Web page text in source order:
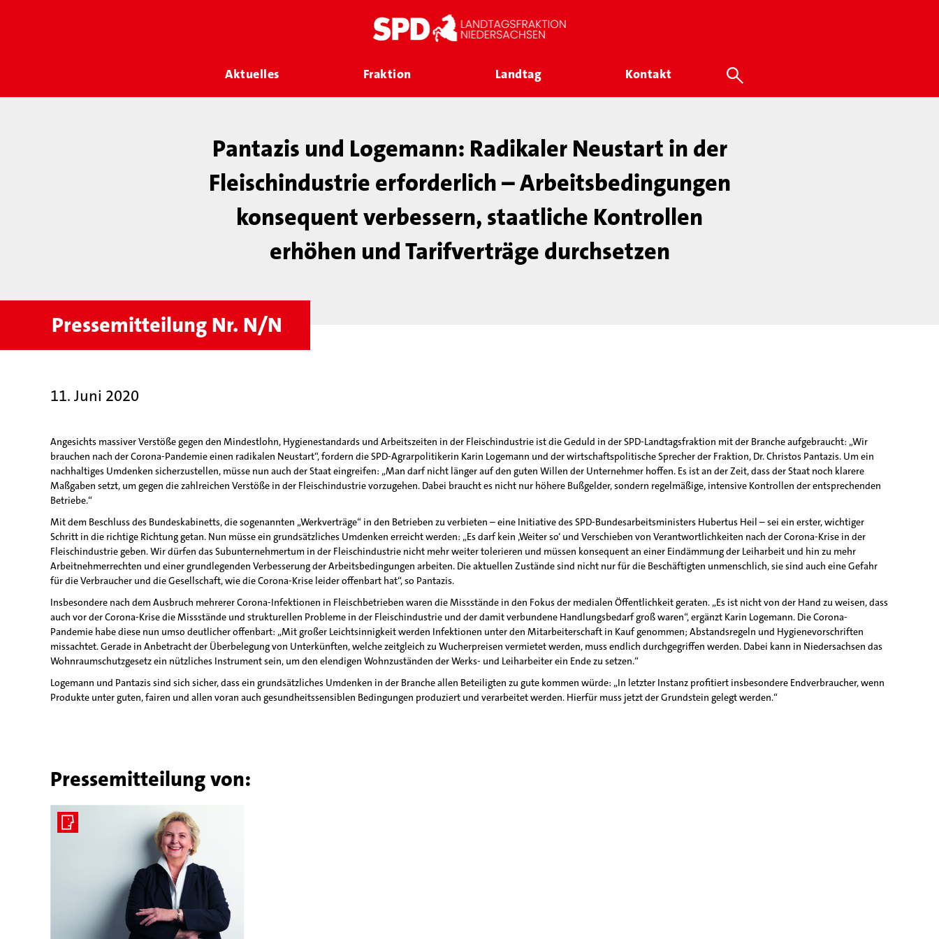
Aktuelles Fraktion Landtag Kontakt
Pantazis und Logemann: Radikaler Neustart in der
Fleischindustrie erforderlich – Arbeitsbedingungen
konsequent verbessern, staatliche Kontrollen
erhöhen und Tarifverträge durchsetzen
Pressemitteilung Nr. N/N
11. Juni 2020
Angesichts massiver Verstöße gegen den Mindestlohn, Hygienestandards und Arbeitszeiten in der Fleischindustrie ist die Geduld in der SPD-Landtagsfraktion mit der Branche aufgebraucht: „Wir
brauchen nach der Corona-Pandemie einen radikalen Neustart“, fordern die SPD-Agrarpolitikerin Karin Logemann und der wirtschaftspolitische Sprecher der Fraktion, Dr. Christos Pantazis. Um ein
nachhaltiges Umdenken sicherzustellen, müsse nun auch der Staat eingreifen: „Man darf nicht länger auf den guten Willen der Unternehmer hoffen. Es ist an der Zeit, dass der Staat noch klarere
Maßgaben setzt, um gegen die zahlreichen Verstöße in der Fleischindustrie vorzugehen. Dabei braucht es nicht nur höhere Bußgelder, sondern regelmäßige, intensive Kontrollen der entsprechenden
Betriebe.“
Mit dem Beschluss des Bundeskabinetts, die sogenannten „Werkverträge“ in den Betrieben zu verbieten – eine Initiative des SPD-Bundesarbeitsministers Hubertus Heil – sei ein erster, wichtiger
Schritt in die richtige Richtung getan. Nun müsse ein grundsätzliches Umdenken erreicht werden: „Es darf kein ‚Weiter so‘ und Verschieben von Verantwortlichkeiten nach der Corona-Krise in der
Fleischindustrie geben. Wir dürfen das Subunternehmertum in der Fleischindustrie nicht mehr weiter tolerieren und müssen konsequent an einer Eindämmung der Leiharbeit und hin zu mehr
Arbeitnehmerrechten und einer grundlegenden Verbesserung der Arbeitsbedingungen arbeiten. Die aktuellen Zustände sind nicht nur für die Beschäftigten unmenschlich, sie sind auch eine Gefahr
für die Verbraucher und die Gesellschaft, wie die Corona-Krise leider offenbart hat“, so Pantazis.
Insbesondere nach dem Ausbruch mehrerer Corona-Infektionen in Fleischbetrieben waren die Missstände in den Fokus der medialen Öffentlichkeit geraten. „Es ist nicht von der Hand zu weisen, dass
auch vor der Corona-Krise die Missstände und strukturellen Probleme in der Fleischindustrie und der damit verbundene Handlungsbedarf groß waren“, ergänzt Karin Logemann. Die Corona-
Pandemie habe diese nun umso deutlicher offenbart: „Mit großer Leichtsinnigkeit werden Infektionen unter den Mitarbeiterschaft in Kauf genommen; Abstandsregeln und Hygienevorschriften
missachtet. Gerade in Anbetracht der Überbelegung von Unterkünften, welche zeitgleich zu Wucherpreisen vermietet werden, muss endlich durchgegriffen werden. Dabei kann in Niedersachsen das
Wohnraumschutzgesetz ein nützliches Instrument sein, um den elendigen Wohnzuständen der Werks- und Leiharbeiter ein Ende zu setzen.“
Logemann und Pantazis sind sich sicher, dass ein grundsätzliches Umdenken in der Branche allen Beteiligten zu gute kommen würde: „In letzter Instanz profitiert insbesondere Endverbraucher, wenn
Produkte unter guten, fairen und allen voran auch gesundheitssensiblen Bedingungen produziert und verarbeitet werden. Hierfür muss jetzt der Grundstein gelegt werden.“
Pressemitteilung von: